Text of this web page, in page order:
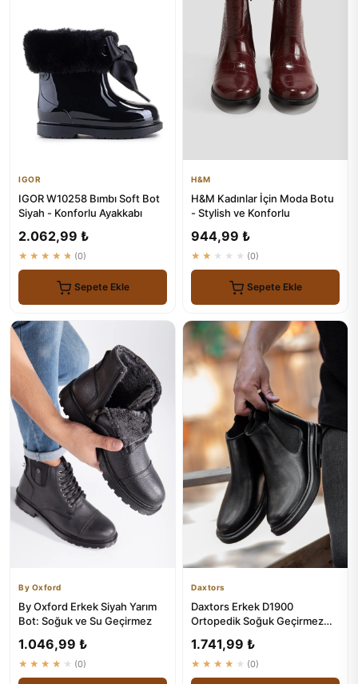
IGOR
IGOR W10258 Bımbı Soft Bot
Siyah - Konforlu Ayakkabı
2.062,99 ₺
★★★★★ (0)
Sepete Ekle
H&M
H&M Kadınlar İçin Moda Botu
- Stylish ve Konforlu
944,99 ₺
★★★★★ (0)
Sepete Ekle
By Oxford
By Oxford Erkek Siyah Yarım
Bot: Soğuk ve Su Geçirmez
1.046,99 ₺
★★★★★ (0)
Daxtors
Daxtors Erkek D1900
Ortopedik Soğuk Geçirmez
1.741,99 ₺
★★★★★ (0)